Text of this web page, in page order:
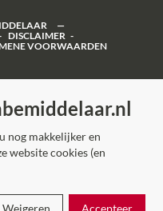
DISCLAIMER
VOORWAARDEN
nog makkelijker en
website cookies (en
Accepteer
Weigeren